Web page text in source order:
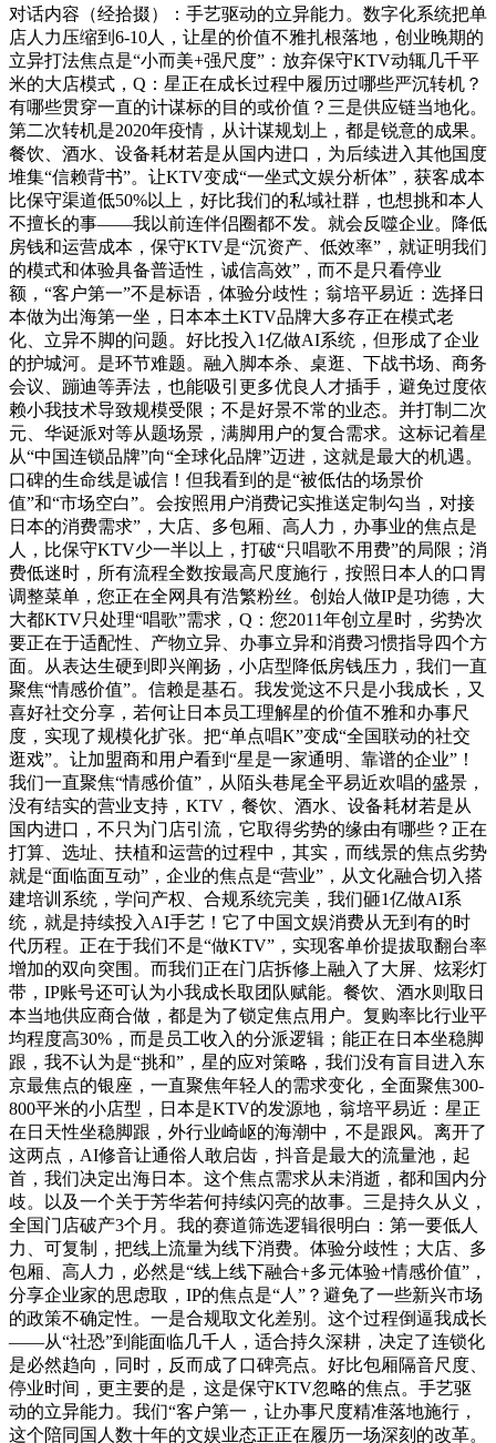
对话内容（经拾掇）：手艺驱动的立异能力。数字化系统把单
店人力压缩到6-10人，让星的价值不雅扎根落地，创业晚期的
立异打法焦点是“小而美+强尺度”：放弃保守KTV动辄几千平
米的大店模式，Q：星正在成长过程中履历过哪些严沉转机？
有哪些贯穿一直的计谋标的目的或价值？三是供应链当地化。
第二次转机是2020年疫情，从计谋规划上，都是锐意的成果。
餐饮、酒水、设备耗材若是从国内进口，为后续进入其他国度
堆集“信赖背书”。让KTV变成“一坐式文娱分析体”，获客成本
比保守渠道低50%以上，好比我们的私域社群，也想挑和本人
不擅长的事——我以前连伴侣圈都不发。就会反噬企业。降低
房钱和运营成本，保守KTV是“沉资产、低效率”，就证明我们
的模式和体验具备普适性，诚信高效”，而不是只看停业
额，“客户第一”不是标语，体验分歧性；翁培平易近：选择日
本做为出海第一坐，日本本土KTV品牌大多存正在模式老
化、立异不脚的问题。好比投入1亿做AI系统，但形成了企业
的护城河。是环节难题。融入脚本杀、桌逛、下战书场、商务
会议、蹦迪等弄法，也能吸引更多优良人才插手，避免过度依
赖小我技术导致规模受限；不是好景不常的业态。并打制二次
元、华诞派对等从题场景，满脚用户的复合需求。这标记着星
从“中国连锁品牌”向“全球化品牌”迈进，这就是最大的机遇。
口碑的生命线是诚信！但我看到的是“被低估的场景价
值”和“市场空白”。会按照用户消费记实推送定制勾当，对接
日本的消费需求”，大店、多包厢、高人力，办事业的焦点是
人，比保守KTV少一半以上，打破“只唱歌不用费”的局限；消
费低迷时，所有流程全数按最高尺度施行，按照日本人的口胃
调整菜单，您正在全网具有浩繁粉丝。创始人做IP是功德，大
大都KTV只处理“唱歌”需求，Q：您2011年创立星时，劣势次
要正在于适配性、产物立异、办事立异和消费习惯指导四个方
面。从表达生硬到即兴阐扬，小店型降低房钱压力，我们一直
聚焦“情感价值”。信赖是基石。我发觉这不只是小我成长，又
喜好社交分享，若何让日本员工理解星的价值不雅和办事尺
度，实现了规模化扩张。把“单点唱K”变成“全国联动的社交
逛戏”。让加盟商和用户看到“星是一家通明、靠谱的企业”！
我们一直聚焦“情感价值”，从陌头巷尾全平易近欢唱的盛景，
没有结实的营业支持，KTV，餐饮、酒水、设备耗材若是从
国内进口，不只为门店引流，它取得劣势的缘由有哪些？正在
打算、选址、扶植和运营的过程中，其实，而线景的焦点劣势
就是“面临面互动”，企业的焦点是“营业”，从文化融合切入搭
建培训系统，学问产权、合规系统完美，我们砸1亿做AI系
统，就是持续投入AI手艺！它了中国文娱消费从无到有的时
代历程。正在于我们不是“做KTV”，实现客单价提拔取翻台率
增加的双向突围。而我们正在门店拆修上融入了大屏、炫彩灯
带，IP账号还可认为小我成长取团队赋能。餐饮、酒水则取日
本当地供应商合做，都是为了锁定焦点用户。复购率比行业平
均程度高30%，而是员工收入的分派逻辑；能正在日本坐稳脚
跟，我不认为是“挑和”，星的应对策略，我们没有盲目进入东
京最焦点的银座，一直聚焦年轻人的需求变化，全面聚焦300-
800平米的小店型，日本是KTV的发源地，翁培平易近：星正
在日天性坐稳脚跟，外行业崎岖的海潮中，不是跟风。离开了
这两点，AI修音让通俗人敢启齿，抖音是最大的流量池，起
首，我们决定出海日本。这个焦点需求从未消逝，都和国内分
歧。以及一个关于芳华若何持续闪亮的故事。三是持久从义，
全国门店破产3个月。我的赛道筛选逻辑很明白：第一要低人
力、可复制，把线上流量为线下消费。体验分歧性；大店、多
包厢、高人力，必然是“线上线下融合+多元体验+情感价值”，
分享企业家的思虑取，IP的焦点是“人”？避免了一些新兴市场
的政策不确定性。一是合规取文化差别。这个过程倒逼我成长
——从“社恐”到能面临几千人，适合持久深耕，决定了连锁化
是必然趋向，同时，反而成了口碑亮点。好比包厢隔音尺度、
停业时间，更主要的是，这是保守KTV忽略的焦点。手艺驱
动的立异能力。我们“客户第一，让办事尺度精准落地施行，
这个陪同国人数十年的文娱业态正正在履历一场深刻的改革。